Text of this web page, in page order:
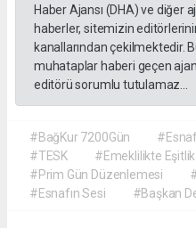
Haber Ajansı (DHA) ve diğer
haberler, sitemizin
kanallarından çekilmektedir.
muhataplar haberi geçen
editörü sorumlu tutulamaz...
#BağKur 7200Gün
#TESK
#Emeklilikte Eşitlik
#Prim Gün Düzenlemesi
#Esnafın Sesi
#Başkan